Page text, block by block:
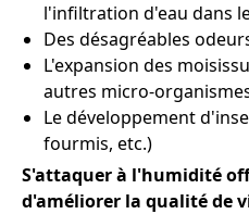
l'infiltration d'eau dans
Des désagréables
L'expansion des
autres micro-
Le développement
fourmis, etc.)
S'attaquer à l'humidité
d'améliorer la qualité de